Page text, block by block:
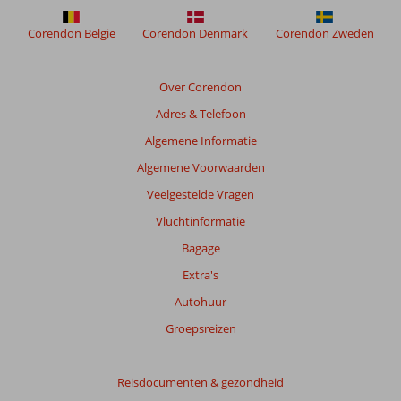
meer
weergegeven
Over Corendon
Adres & Telefoon
Algemene Informatie
Algemene Voorwaarden
Veelgestelde Vragen
Vluchtinformatie
Bagage
Extra's
Autohuur
Groepsreizen
Reisdocumenten & gezondheid
Corendon België Corendon Denmark Corendon Zweden